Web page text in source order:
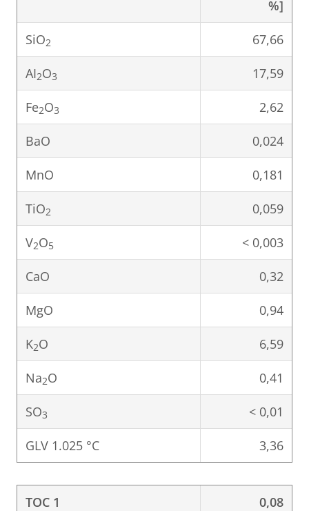
%]
SiO2 67,66
AI2O3 17,59
Fe2O3 2,62
BaO 0,024
MnO 0,181
TiO2 0,059
V2O5 < 0,003
CaO 0,32
MgO 0,94
K2O 6,59
Na2O 0,41
SO3 < 0,01
GLV 1.025 °C 3,36
TOC 1 0,08